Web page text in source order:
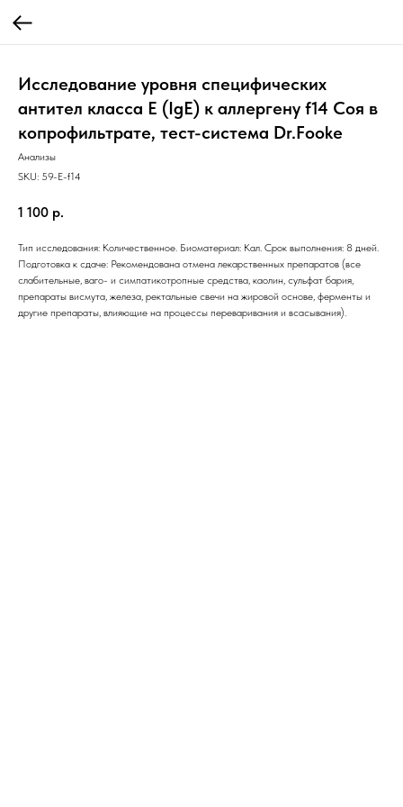
Исследование уровня специфических
антител класса E (IgE) к аллергену f14 Соя в
копрофильтрате, тест-система Dr.Fooke
Анализы
SKU: 59-E-f14
1 100 р.
Тип исследования: Количественное. Биоматериал: Кал. Срок выполнения: 8 дней.
Подготовка к сдаче: Рекомендована отмена лекарственных препаратов (все
слабительные, ваго- и симпатикотропные средства, каолин, сульфат бария,
препараты висмута, железа, ректальные свечи на жировой основе, ферменты и
другие препараты, влияющие на процессы переваривания и всасывания).